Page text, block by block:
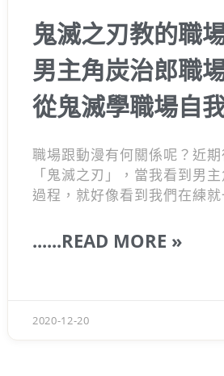
鬼滅之刃教的職
男主角炭治郎職場
從鬼滅學職場自
職場跟動漫有何關係呢？近
「鬼滅之刃」，當我看到男
過程，就好像看到我們在練就
地不斷在自我突破，即使經
力持續反覆做，甚至我們可以
到的3件事情，並且實際運用
......READ MORE »
2020-12-20